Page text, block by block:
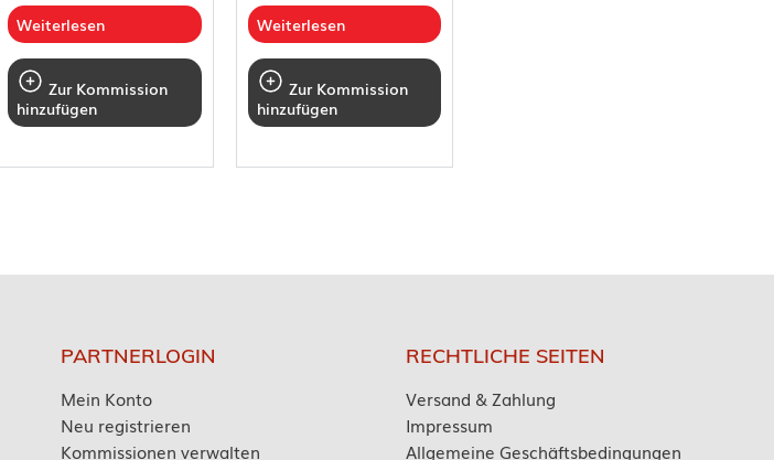
Weiterlesen
Zur Kommission
hinzufügen
Weiterlesen
Zur Kommission
hinzufügen
PARTNERLOGIN
Mein Konto
Neu registrieren
Kommissionen verwalten
RECHTLICHE SEITEN
Versand & Zahlung
Impressum
Allgemeine Geschäftsbedingungen